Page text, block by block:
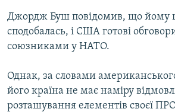
Джордж Буш повідомив, що йому
сподобалась, і США готові
союзниками у НАТО.
Однак, за словами
його країна не має наміру
розташування елементів своєї ПРО